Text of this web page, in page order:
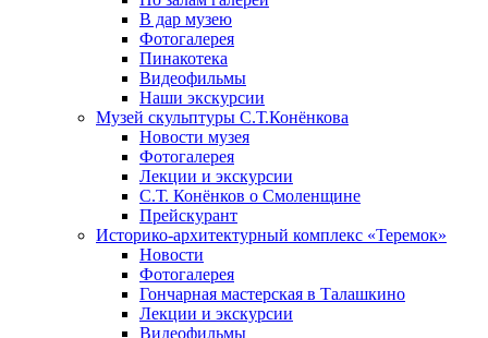
В дар музею
Фотогалерея
Пинакотека
Видеофильмы
Наши экскурсии
Музей скульптуры С.Т.Конёнкова
Новости музея
Фотогалерея
Лекции и экскурсии
С.Т. Конёнков о Смоленщине
Прейскурант
Историко-архитектурный комплекс «Теремок»
Новости
Фотогалерея
Гончарная мастерская в Талашкино
Лекции и экскурсии
Видеофильмы